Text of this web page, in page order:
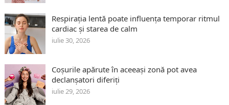
Respirația lentă poate influența temporar ritmul
cardiac și starea de calm
iulie 30, 2026
Coșurile apărute în aceeași zonă pot avea
declanșatori diferiți
iulie 29, 2026